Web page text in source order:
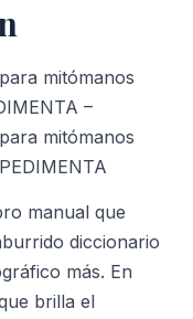
mitómanos
–
mitómanos
manual que
diccionario
más. En
brilla el